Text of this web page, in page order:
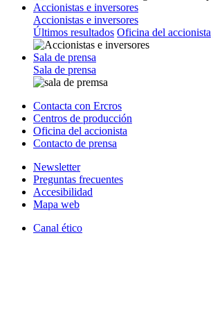
Accionistas e inversores
Accionistas e inversores
Últimos resultados Oficina del accionista
Sala de prensa
Sala de prensa
Contacta con Ercros
Centros de producción
Oficina del accionista
Contacto de prensa
Newsletter
Preguntas frecuentes
Accesibilidad
Mapa web
Canal ético